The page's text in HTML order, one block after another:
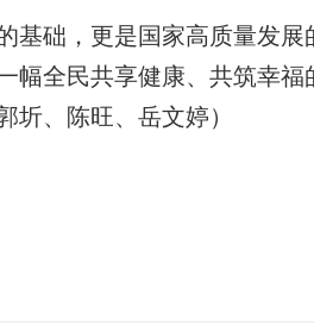
础，更是国家高质量发展
幅全民共享健康、共筑幸
圻、陈旺、岳文婷）